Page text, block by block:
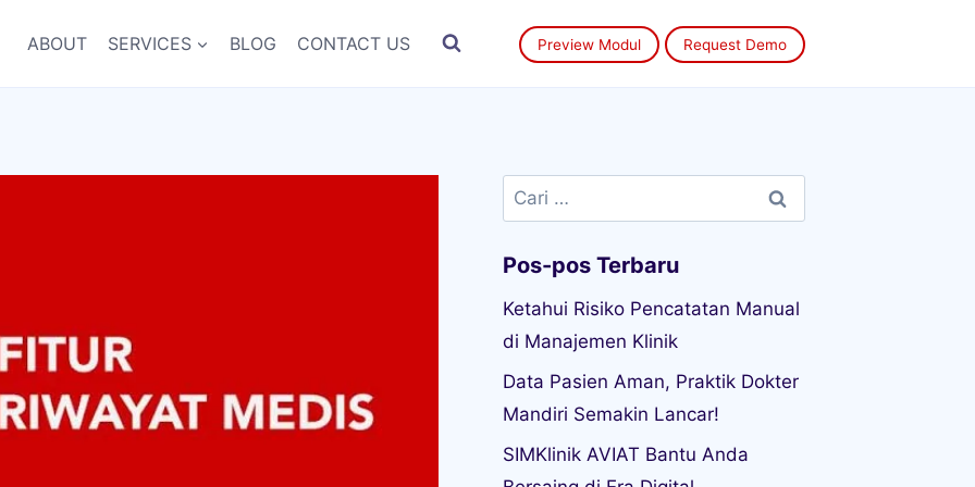
ABOUT SERVICES BLOG CONTACT US Preview Modul Request Demo
Cari
untuk:
Pos-pos Terbaru
Ketahui Risiko Pencatatan Manual
di Manajemen Klinik
Data Pasien Aman, Praktik Dokter
Mandiri Semakin Lancar!
SIMKlinik AVIAT Bantu Anda